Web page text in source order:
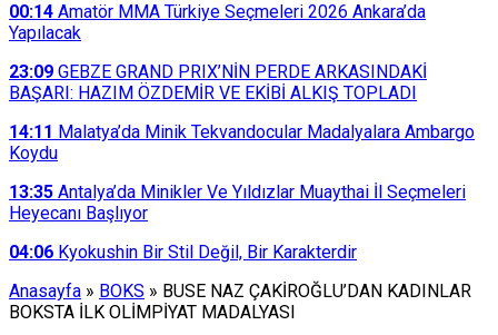
00:14 Amatör MMA Türkiye Seçmeleri 2026 Ankara’da
Yapılacak
23:09 GEBZE GRAND PRIX’NİN PERDE ARKASINDAKİ
BAŞARI: HAZIM ÖZDEMİR VE EKİBİ ALKIŞ TOPLADI
14:11 Malatya’da Minik Tekvandocular Madalyalara Ambargo
Koydu
13:35 Antalya’da Minikler Ve Yıldızlar Muaythai İl Seçmeleri
Heyecanı Başlıyor
04:06 Kyokushin Bir Stil Değil, Bir Karakterdir
Anasayfa » BOKS » BUSE NAZ ÇAKİROĞLU’DAN KADINLAR
BOKSTA İLK OLİMPİYAT MADALYASI